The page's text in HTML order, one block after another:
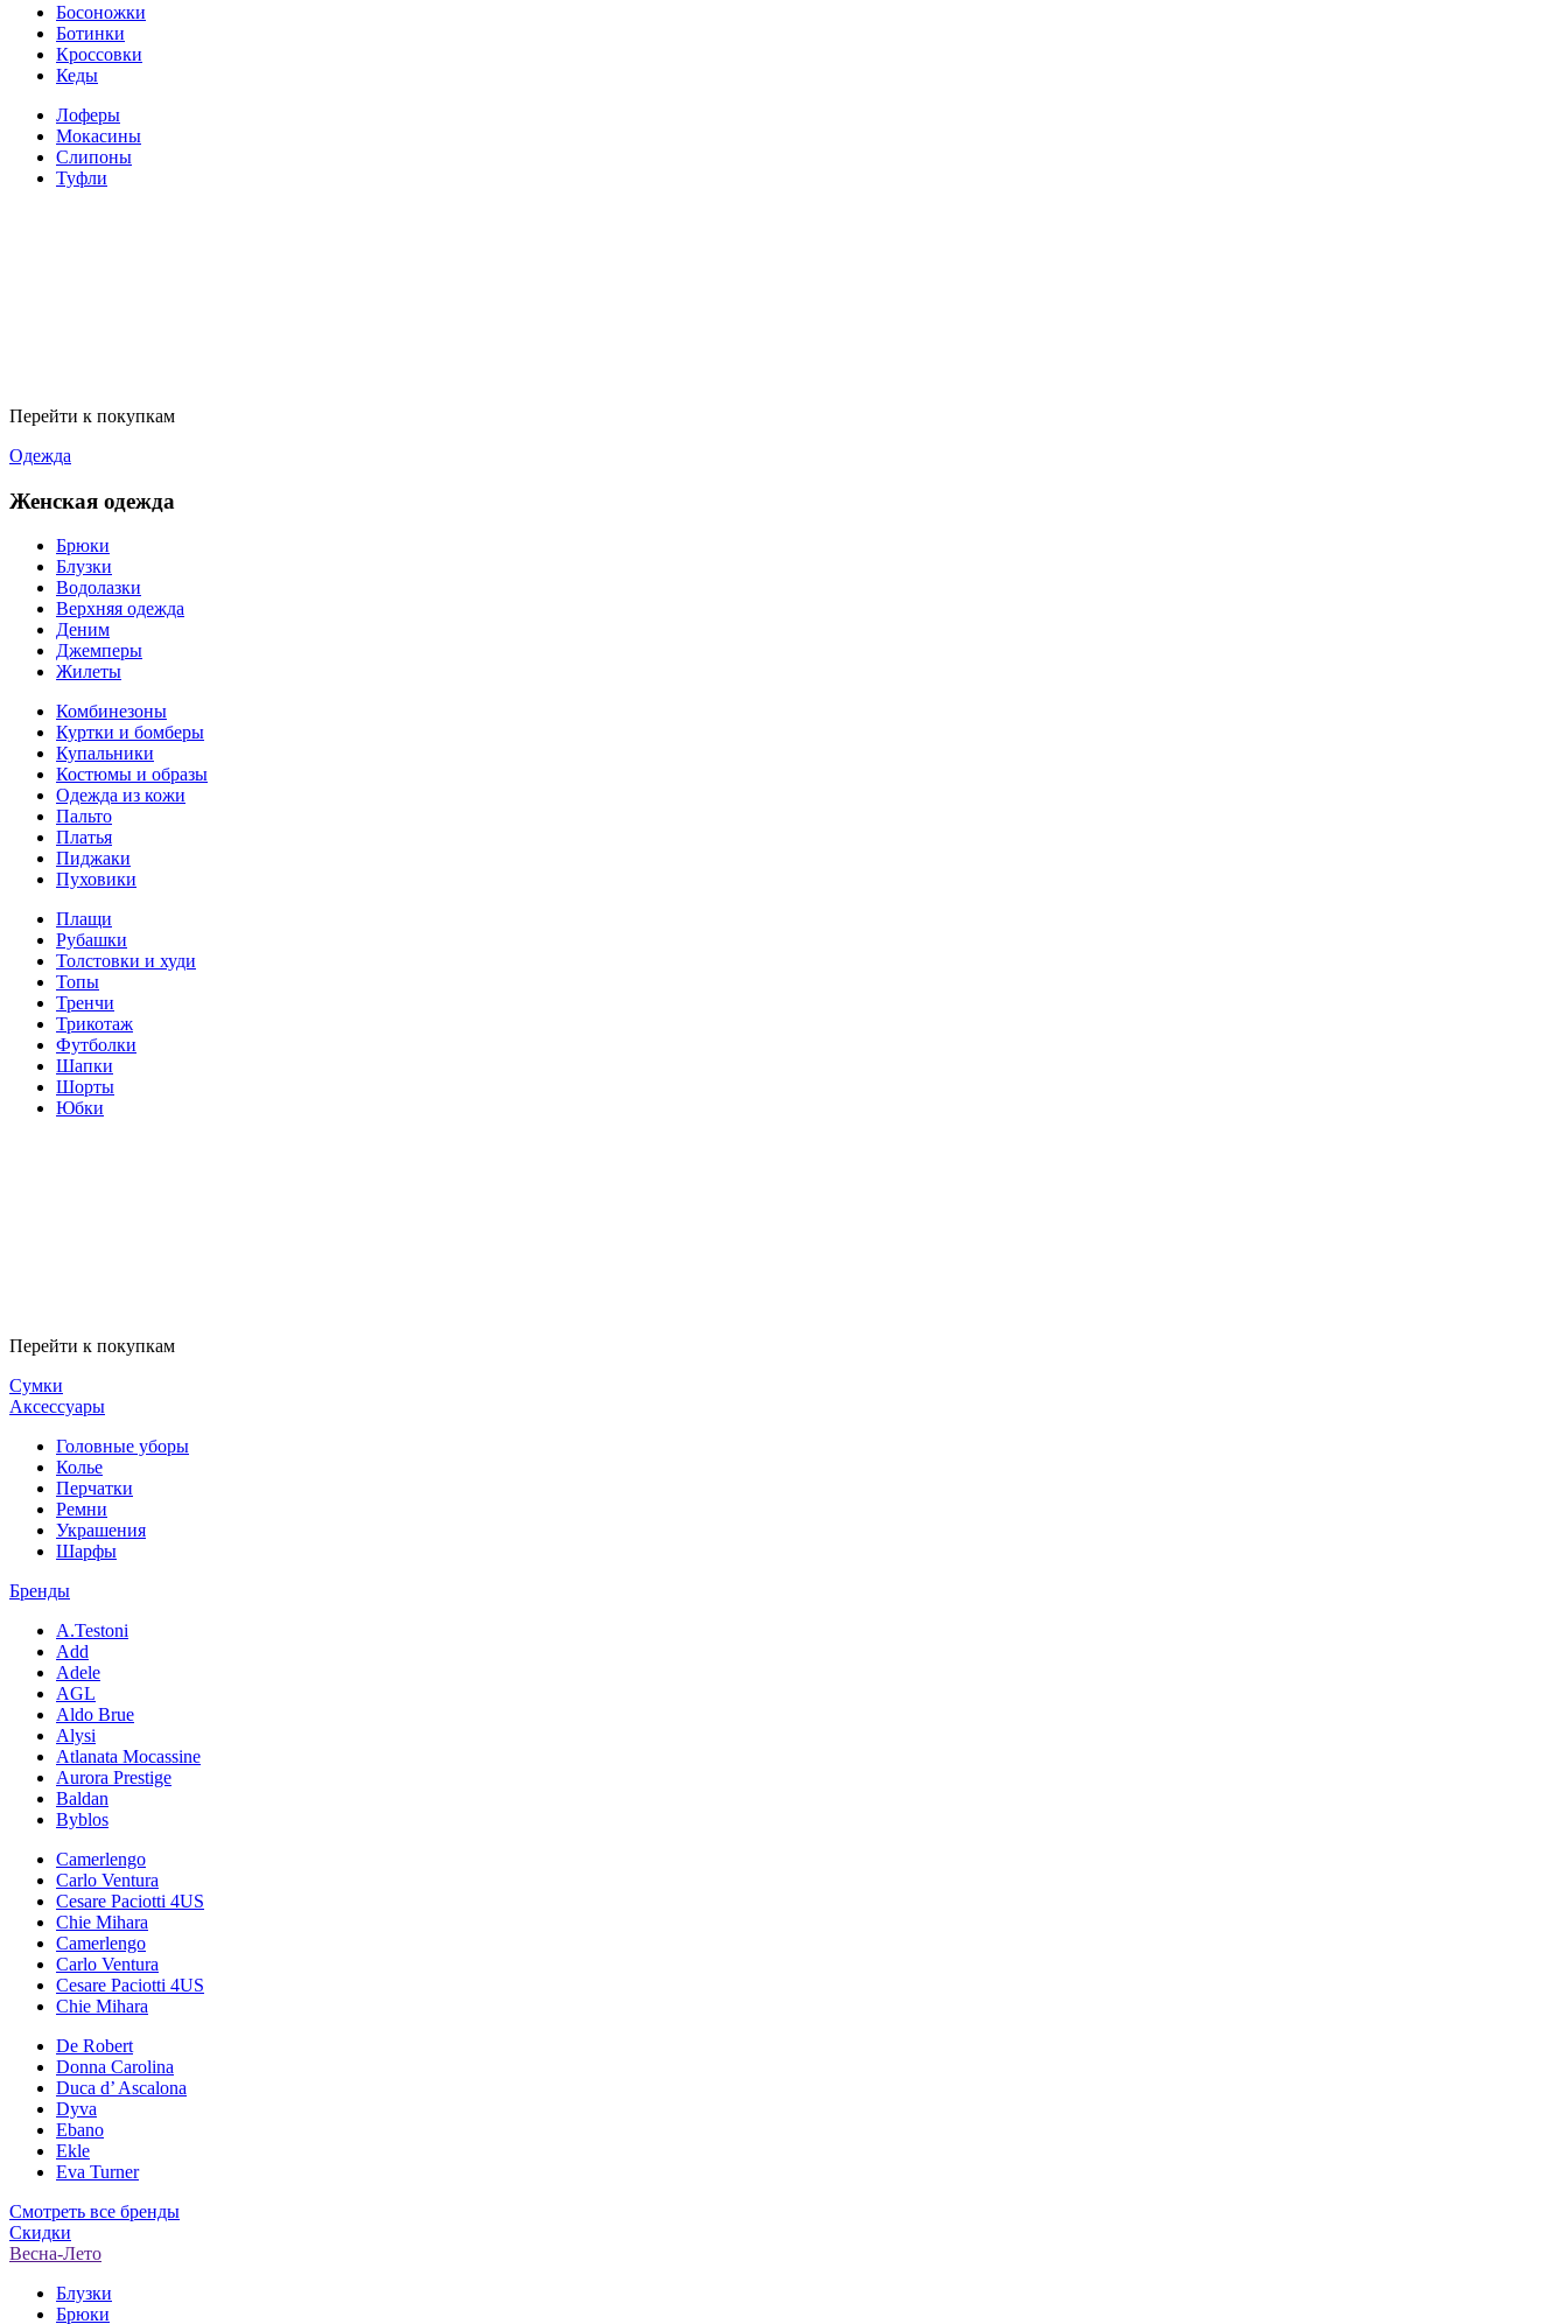
Босоножки
Ботинки
Кроссовки
Кеды
Лоферы
Мокасины
Слипоны
Туфли
Перейти к покупкам
Одежда
Женская одежда
Брюки
Блузки
Водолазки
Верхняя одежда
Деним
Джемперы
Жилеты
Комбинезоны
Куртки и бомберы
Купальники
Костюмы и образы
Одежда из кожи
Пальто
Платья
Пиджаки
Пуховики
Плащи
Рубашки
Толстовки и худи
Топы
Тренчи
Трикотаж
Футболки
Шапки
Шорты
Юбки
Перейти к покупкам
Сумки
Аксессуары
Головные уборы
Колье
Перчатки
Ремни
Украшения
Шарфы
Бренды
A.Testoni
Add
Adele
AGL
Aldo Brue
Alysi
Atlanata Mocassine
Aurora Prestige
Baldan
Byblos
Camerlengo
Carlo Ventura
Cesare Paciotti 4US
Chie Mihara
Camerlengo
Carlo Ventura
Cesare Paciotti 4US
Chie Mihara
De Robert
Donna Carolina
Duca d’ Ascalona
Dyva
Ebano
Ekle
Eva Turner
Смотреть все бренды
Скидки
Весна-Лето
Блузки
Брюки